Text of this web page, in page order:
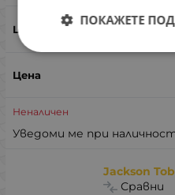
SCG
Неналичен
Уведоми ме при
Jackson
Сравни
ПОКАЖЕТЕ